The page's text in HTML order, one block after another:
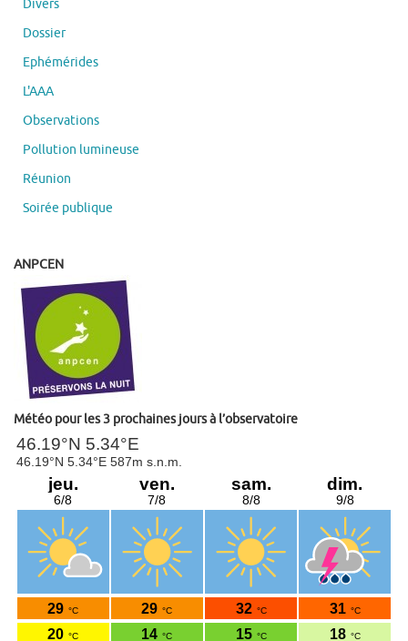
Divers
Dossier
Ephémérides
L'AAA
Observations
Pollution lumineuse
Réunion
Soirée publique
ANPCEN
Météo pour les 3 prochaines jours à l’observatoire